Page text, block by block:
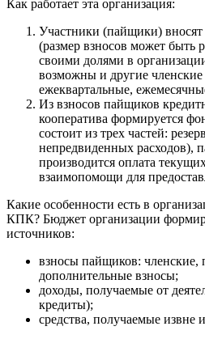
Как работает эта организация:
Участники (пайщики) вносят
(размер взносов может быть
своими долями в
возможны и другие
ежеквартальные,
Из взносов пайщиков
кооператива формируется
состоит из трех частей:
непредвиденных расходов),
производится оплата
взаимопомощи для
Какие особенности есть в
КПК? Бюджет организации
источников:
взносы пайщиков: членские,
дополнительные взносы;
доходы, получаемые от
кредиты);
средства, получаемые извне